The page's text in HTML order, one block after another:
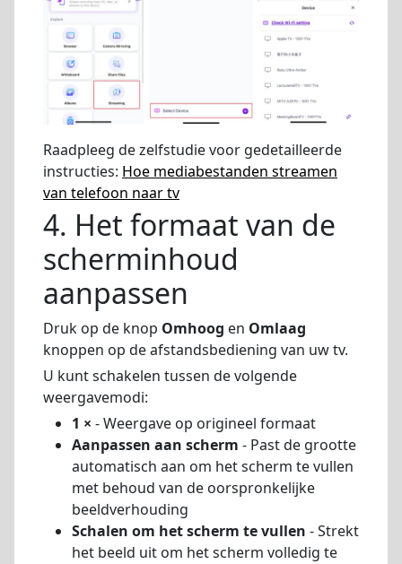
Raadpleeg de zelfstudie voor gedetailleerde
instructies: Hoe mediabestanden streamen
van telefoon naar tv
4. Het formaat van de
scherminhoud
aanpassen
Druk op de knop Omhoog en Omlaag
knoppen op de afstandsbediening van uw tv.
U kunt schakelen tussen de volgende
weergavemodi:
1 × - Weergave op origineel formaat
Aanpassen aan scherm - Past de grootte
automatisch aan om het scherm te vullen
met behoud van de oorspronkelijke
beeldverhouding
Schalen om het scherm te vullen - Strekt
het beeld uit om het scherm volledig te